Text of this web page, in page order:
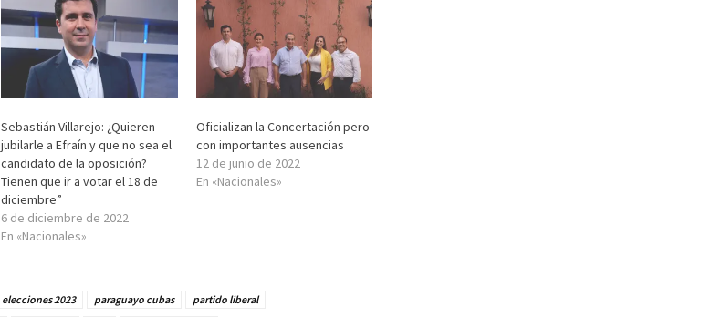
Sebastián Villarejo: ¿Quieren
jubilarle a Efraín y que no sea el
candidato de la oposición?
Tienen que ir a votar el 18 de
diciembre”
6 de diciembre de 2022
En «Nacionales»
Oficializan la Concertación pero
con importantes ausencias
12 de junio de 2022
En «Nacionales»
elecciones 2023 paraguayo cubas
partido liberal